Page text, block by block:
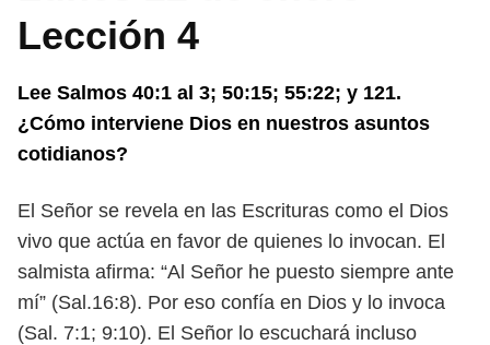
Lección 4
Lee Salmos 40:1 al 3; 50:15; 55:22; y 121.
¿Cómo interviene Dios en nuestros asuntos
cotidianos?
El Señor se revela en las Escrituras como el Dios
vivo que actúa en favor de quienes lo invocan. El
salmista afirma: “Al Señor he puesto siempre ante
mí” (Sal.16:8). Por eso confía en Dios y lo invoca
(Sal. 7:1; 9:10). El Señor lo escuchará incluso